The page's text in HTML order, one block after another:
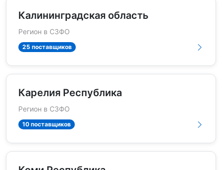
Калининградская область
Регион в СЗФО
25 поставщиков
Карелия Республика
Регион в СЗФО
10 поставщиков